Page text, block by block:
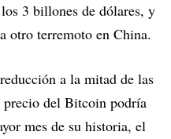
3 billones de dólares, y
otro terremoto en China.
a la mitad de las
precio del Bitcoin podría
mes de su historia, el